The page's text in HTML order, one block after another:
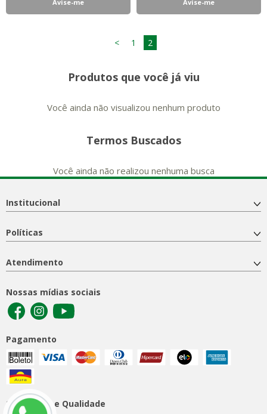
< 1 2
Produtos que você já viu
Você ainda não visualizou nenhum produto
Termos Buscados
Você ainda não realizou nenhuma busca
Institucional
Políticas
Atendimento
Nossas mídias sociais
Pagamento
Segurança e Qualidade